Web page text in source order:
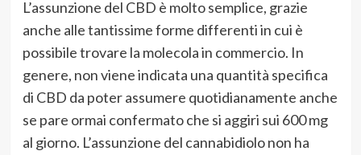
L’assunzione del CBD è molto semplice, grazie
anche alle tantissime forme differenti in cui è
possibile trovare la molecola in commercio. In
genere, non viene indicata una quantità specifica
di CBD da poter assumere quotidianamente anche
se pare ormai confermato che si aggiri sui 600 mg
al giorno. L’assunzione del cannabidiolo non ha